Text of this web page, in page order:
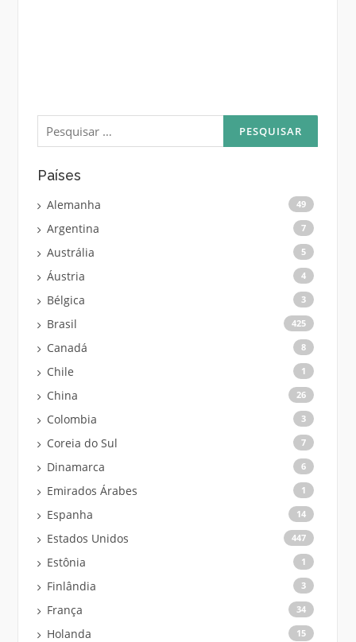
Pesquisar
por:
Países
Alemanha 49
Argentina 7
Austrália 5
Áustria 4
Bélgica 3
Brasil 425
Canadá 8
Chile 1
China 26
Colombia 3
Coreia do Sul 7
Dinamarca 6
Emirados Árabes 1
Espanha 14
Estados Unidos 447
Estônia 1
Finlândia 3
França 34
Holanda 15